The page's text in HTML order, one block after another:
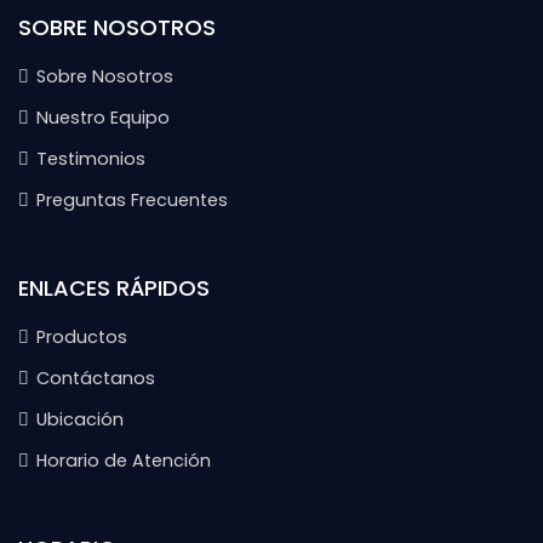
SOBRE NOSOTROS
Sobre Nosotros
Nuestro Equipo
Testimonios
Preguntas Frecuentes
ENLACES RÁPIDOS
Productos
Contáctanos
Ubicación
Horario de Atención